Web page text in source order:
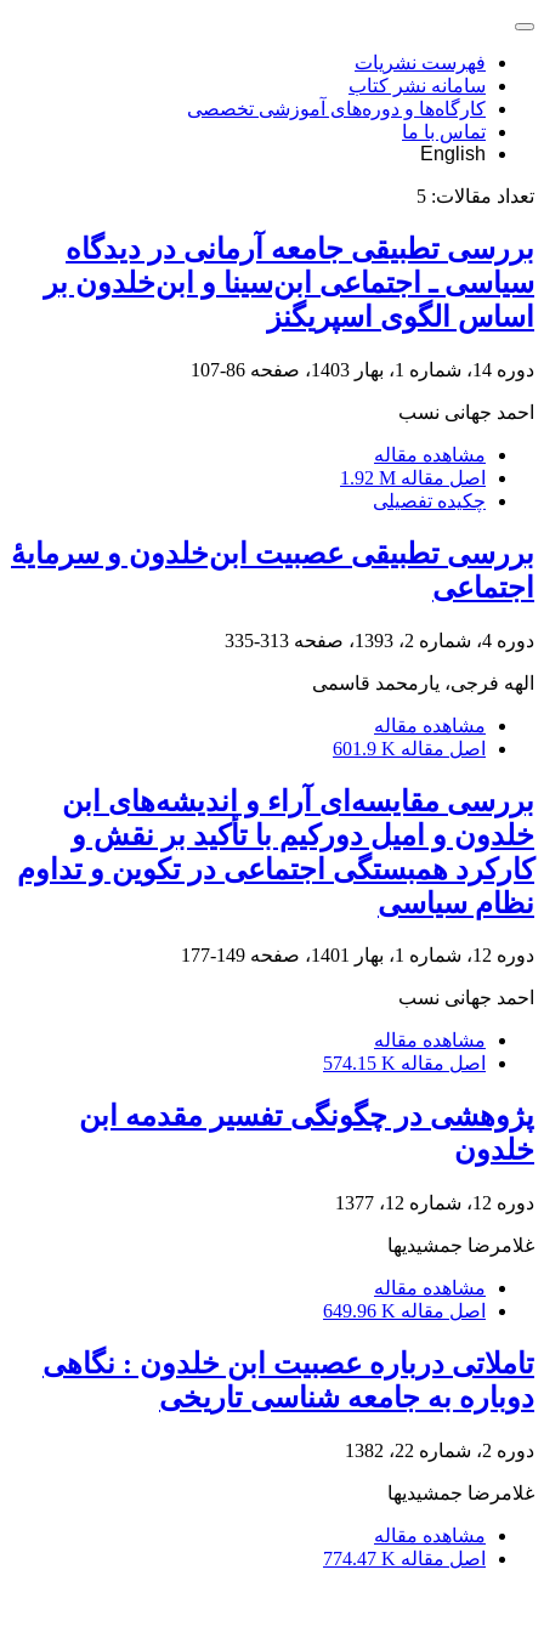
فهرست نشریات
سامانه نشر کتاب
کارگاه‌ها و دوره‌های آموزشی تخصصی
تماس با ما
English
تعداد مقالات: 5
بررسی تطبیقی جامعه آرمانی در دیدگاه
سیاسی ـ اجتماعی ابن‌سینا و ابن‌خلدون بر
اساس الگوی اسپریگنز
دوره 14، شماره 1، بهار 1403، صفحه 86-107
احمد جهانی نسب
مشاهده مقاله
اصل مقاله 1.92 M
چکیده تفصیلی
بررسی تطبیقی عصبیت ابن‌خلدون و سرمایۀ
اجتماعی
دوره 4، شماره 2، 1393، صفحه 313-335
الهه فرجی، یارمحمد قاسمی
مشاهده مقاله
اصل مقاله 601.9 K
بررسی مقایسه‌ای آراء و اندیشه‌های ابن
خلدون و امیل دورکیم با تأکید بر نقش و
کارکرد همبستگی اجتماعی در تکوین و تداوم
نظام سیاسی
دوره 12، شماره 1، بهار 1401، صفحه 149-177
احمد جهانی نسب
مشاهده مقاله
اصل مقاله 574.15 K
پژوهشی در چگونگی تفسیر مقدمه ابن
خلدون
دوره 12، شماره 12، 1377
غلامرضا جمشیدیها
مشاهده مقاله
اصل مقاله 649.96 K
تاملاتی درباره عصبیت ابن خلدون : نگاهی
دوباره به جامعه شناسی تاریخی
دوره 2، شماره 22، 1382
غلامرضا جمشیدیها
مشاهده مقاله
اصل مقاله 774.47 K